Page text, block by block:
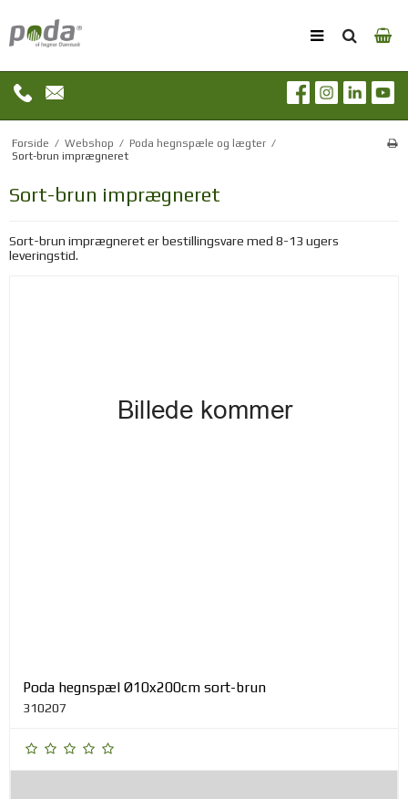
Forside / Webshop / Poda hegnspæle og lægter /
Sort-brun imprægneret
Sort-brun imprægneret
Sort-brun imprægneret er bestillingsvare med 8-13 ugers
leveringstid.
Poda hegnspæl Ø10x200cm sort-brun
310207